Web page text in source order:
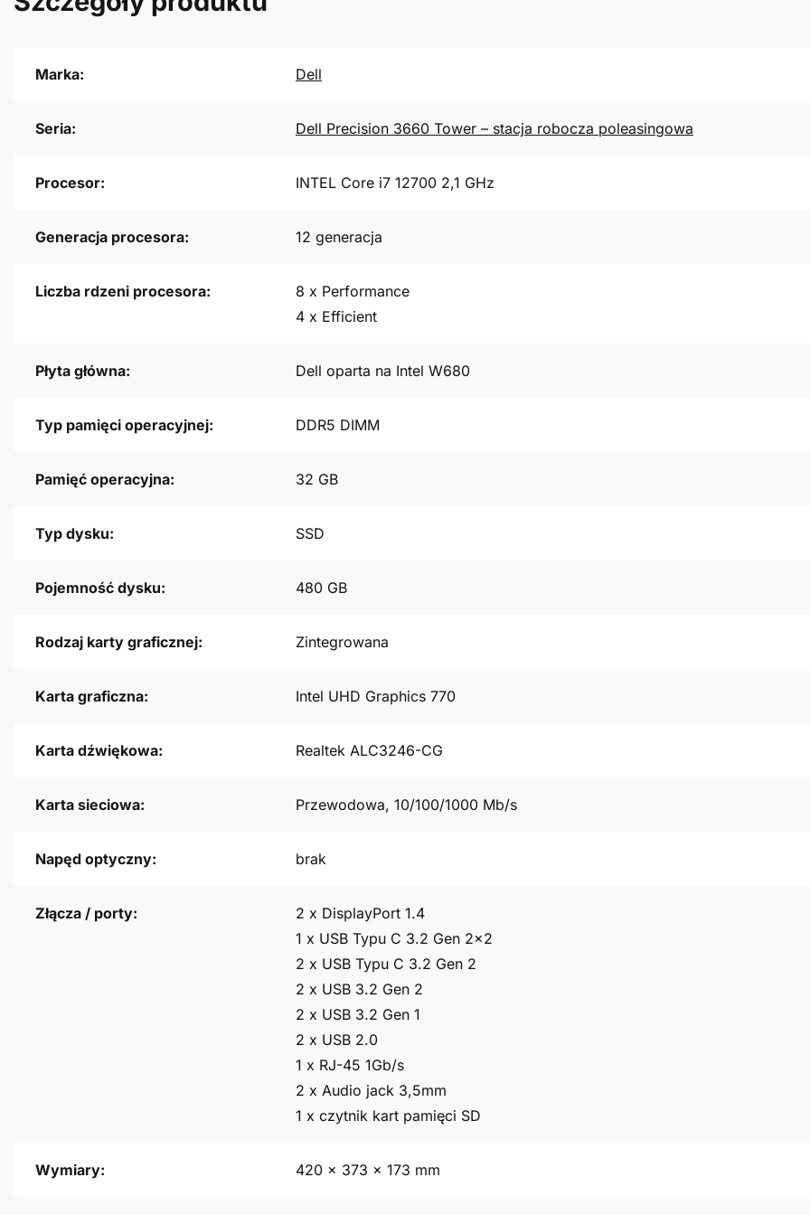
Marka: Dell
Seria: Dell Precision 3660 Tower – stacja robocza poleasingowa
Procesor: INTEL Core i7 12700 2,1 GHz
Generacja procesora: 12 generacja
Liczba rdzeni procesora:
8 x Performance
4 x Efficient
Płyta główna: Dell oparta na Intel W680
Typ pamięci operacyjnej: DDR5 DIMM
Pamięć operacyjna: 32 GB
Typ dysku: SSD
Pojemność dysku: 480 GB
Rodzaj karty graficznej: Zintegrowana
Karta graficzna: Intel UHD Graphics 770
Karta dźwiękowa: Realtek ALC3246-CG
Karta sieciowa: Przewodowa, 10/100/1000 Mb/s
Napęd optyczny: brak
Złącza / porty:
2 x DisplayPort 1.4
1 x USB Typu C 3.2 Gen 2x2
2 x USB Typu C 3.2 Gen 2
2 x USB 3.2 Gen 2
2 x USB 3.2 Gen 1
2 x USB 2.0
1 x RJ-45 1Gb/s
2 x Audio jack 3,5mm
1 x czytnik kart pamięci SD
Wymiary: 420 x 373 x 173 mm